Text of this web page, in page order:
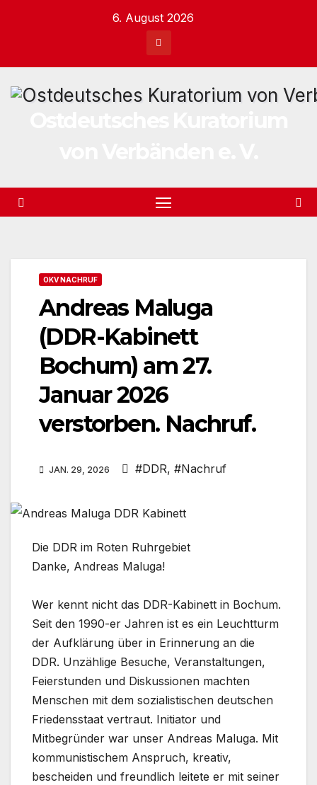
6. August 2026
OKV NACHRUF
Andreas Maluga
(DDR-Kabinett
Bochum) am 27.
Januar 2026
verstorben. Nachruf.
JAN. 29, 2026 #DDR, #Nachruf
Die DDR im Roten Ruhrgebiet
Danke, Andreas Maluga!
Wer kennt nicht das DDR-Kabinett in Bochum.
Seit den 1990-er Jahren ist es ein Leuchtturm
der Aufklärung über in Erinnerung an die
DDR. Unzählige Besuche, Veranstaltungen,
Feierstunden und Diskussionen machten
Menschen mit dem sozialistischen deutschen
Friedensstaat vertraut. Initiator und
Mitbegründer war unser Andreas Maluga. Mit
kommunistischem Anspruch, kreativ,
bescheiden und freundlich leitete er mit seiner